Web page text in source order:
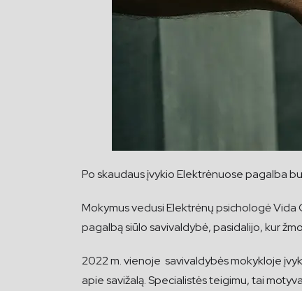
Po skaudaus įvykio Elektrėnuose pagalba
Mokymus vedusi Elektrėnų psichologė
pagalbą siūlo savivaldybė, pasidalijo, kur
2022 m. vienoje savivaldybės mokykloje
apie savižalą. Specialistės teigimu, tai